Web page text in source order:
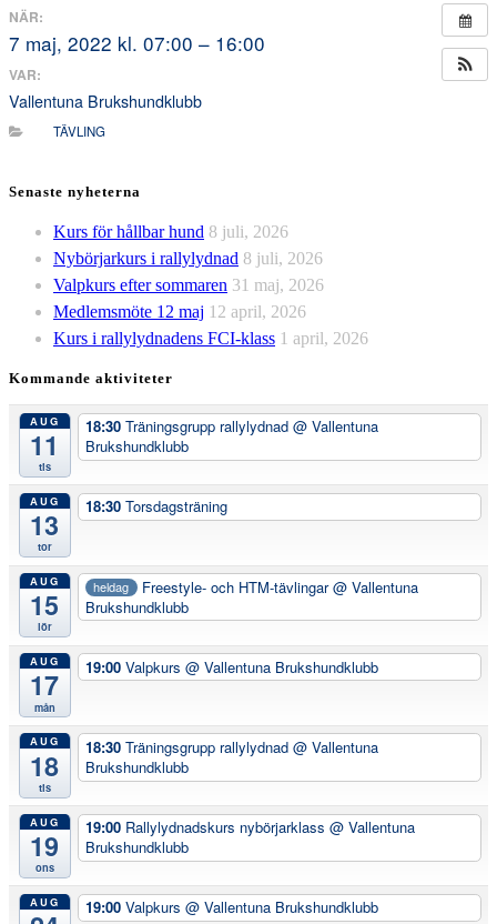
NÄR:
7 maj, 2022 kl. 07:00 – 16:00
VAR:
Vallentuna Brukshundklubb
TÄVLING
Senaste nyheterna
Kurs för hållbar hund 8 juli, 2026
Nybörjarkurs i rallylydnad 8 juli, 2026
Valpkurs efter sommaren 31 maj, 2026
Medlemsmöte 12 maj 12 april, 2026
Kurs i rallylydnadens FCI-klass 1 april, 2026
Kommande aktiviteter
AUG
11
tis
18:30 Träningsgrupp rallylydnad @ Vallentuna
Brukshundklubb
AUG
13
tor
18:30 Torsdagsträning
AUG
15
lör
heldag Freestyle- och HTM-tävlingar@ Vallentuna
Brukshundklubb
AUG
17
mån
19:00 Valpkurs @ Vallentuna Brukshundklubb
AUG
18
tis
18:30 Träningsgrupp rallylydnad @ Vallentuna
Brukshundklubb
AUG
19
ons
19:00 Rallylydnadskurs nybörjarklass @ Vallentuna
Brukshundklubb
AUG 19:00 Valpkurs @ Vallentuna Brukshundklubb